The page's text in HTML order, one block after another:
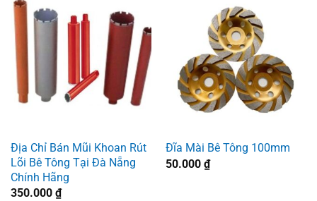
Địa Chỉ Bán Mũi Khoan Rút
Lõi Bê Tông Tại Đà Nẵng
Chính Hãng
350.000 ₫
Đĩa Mài Bê Tông 100mm
50.000 ₫